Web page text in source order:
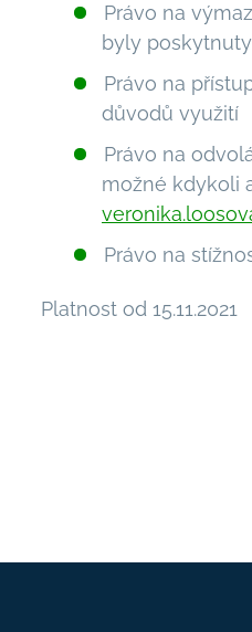
Právo na
byly poskytnuty
Právo na
důvodů využití
Právo na
možné kdykoli
Právo na
Platnost od 15.11.2021